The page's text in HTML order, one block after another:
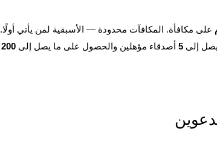
على مكافأة. المكافآت محدودة — الأسبقية لمن يأتي أولًا.
إلى 5 أصدقاء مؤهلين والحصول على ما يصل إلى 200 USDT